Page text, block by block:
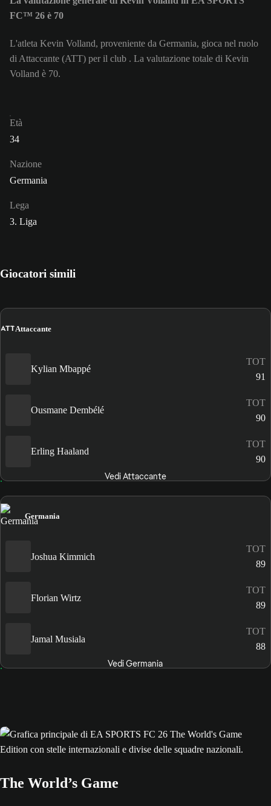
FC™ 26 è 70
L'atleta Kevin Volland, proveniente da Germania, gioca nel ruolo
di Attaccante (ATT) per il club . La valutazione totale di Kevin
Volland è 70.
Età
34
Nazione
Germania
Lega
3. Liga
Giocatori simili
ATTAttaccante
Kylian Mbappé
TOT
91
Ousmane Dembélé
TOT
90
Erling Haaland
TOT
90
Vedi Attaccante
Germania
Joshua Kimmich
TOT
89
Florian Wirtz
TOT
89
Jamal Musiala
TOT
88
Vedi Germania
The World’s Game